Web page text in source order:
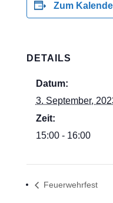
Zum
DETAILS
Datum:
3. September,
Zeit:
15:00 - 16:00
Feuerwehrfest